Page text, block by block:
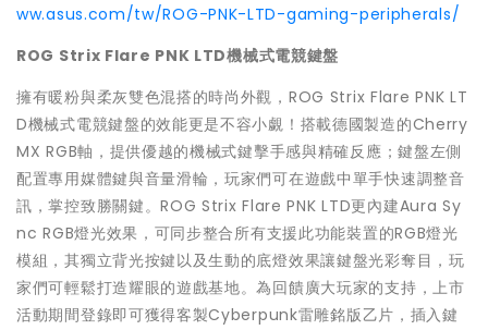
ww.asus.com/tw/ROG-PNK-LTD-gaming-peripherals/
ROG Strix Flare PNK LTD機械式電競鍵盤
擁有暖粉與柔灰雙色混搭的時尚外觀，ROG Strix Flare PNK LT
D機械式電競鍵盤的效能更是不容小覷！搭載德國製造的Cherry
MX RGB軸，提供優越的機械式鍵擊手感與精確反應；鍵盤左側
配置專用媒體鍵與音量滑輪，玩家們可在遊戲中單手快速調整音
訊，掌控致勝關鍵。ROG Strix Flare PNK LTD更內建Aura Sy
nc RGB燈光效果，可同步整合所有支援此功能裝置的RGB燈光
模組，其獨立背光按鍵以及生動的底燈效果讓鍵盤光彩奪目，玩
家們可輕鬆打造耀眼的遊戲基地。為回饋廣大玩家的支持，上市
活動期間登錄即可獲得客製Cyberpunk雷雕銘版乙片，插入鍵